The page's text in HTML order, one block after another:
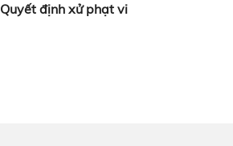
Quyết định xử phạt vi